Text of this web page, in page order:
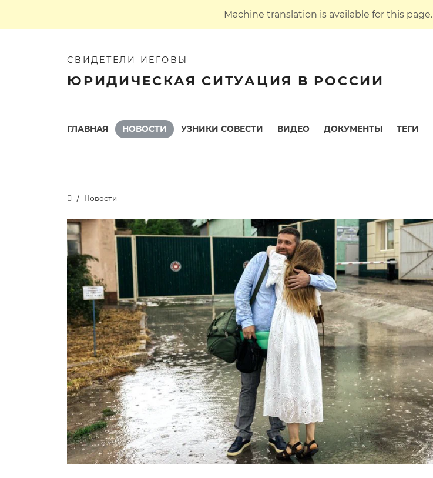
Machine translation is available for this page.
СВИДЕТЕЛИ ИЕГОВЫ
ЮРИДИЧЕСКАЯ СИТУАЦИЯ В РОССИИ
ГЛАВНАЯ НОВОСТИ УЗНИКИ СОВЕСТИ ВИДЕО ДОКУМЕНТЫ ТЕГИ
Новости